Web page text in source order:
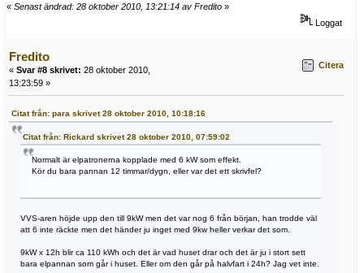
« Senast ändrad: 28 oktober 2010, 13:21:14 av Fredito »
Loggat
Fredito
« Svar #8 skrivet: 28 oktober 2010,
13:23:59 »
Citera
Citat från: para skrivet 28 oktober 2010, 10:18:16
Citat från: Rickard skrivet 28 oktober 2010, 07:59:02
Normalt är elpatronerna kopplade med 6 kW som effekt.
Kör du bara pannan 12 timmar/dygn, eller var det ett skrivfel?
VVS-aren höjde upp den till 9kW men det var nog 6 från början, han trodde väl
att 6 inte räckte men det händer ju inget med 9kw heller verkar det som.
9kW x 12h blir ca 110 kWh och det är vad huset drar och det är ju i stort sett
bara elpannan som går i huset. Eller om den går på halvfart i 24h? Jag vet inte.